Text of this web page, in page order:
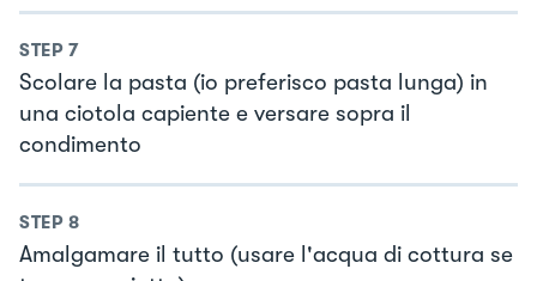
STEP 7
Scolare la pasta (io preferisco pasta lunga) in
una ciotola capiente e versare sopra il
condimento
STEP 8
Amalgamare il tutto (usare l'acqua di cottura se